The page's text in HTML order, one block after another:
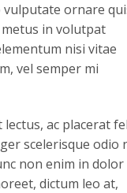
vulputate ornare
in volutpat
nisi vitae
vel semper mi
ac placerat
scelerisque odio
non enim in dolor
dictum leo at,